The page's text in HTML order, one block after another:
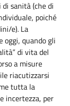
sanità (che di
poiché
e). La
oggi, quando gli
di vita del
a misure
riacutizzarsi
tutta la
incertezza, per